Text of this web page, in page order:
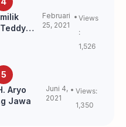
Februari
25, 2021
Views
:
1,526
Aryo
Jawa
Juni 4,
2021
Views:
1,350